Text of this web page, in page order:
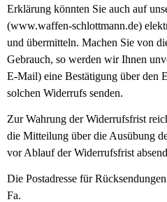
Erklärung könnten Sie auch auf
(www.waffen-schlottmann.de)
und übermitteln. Machen Sie von
Gebrauch, so werden wirIhnen
E-Mail) eine Bestätigung über den
solchen Widerrufs senden.
Zur Wahrung der Widerrufsfrist
die Mitteilung über die Ausübung
vor Ablauf der Widerrufsfrist
Die Postadresse für
Fa.